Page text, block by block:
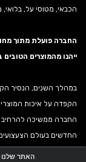
הכבאי, מטוסי על, בלואי,
החברה פועלת מתוך
ייהנו מהמוצרים הטובים
במהלך השנים, הנסיך
הקפדה על איכות
החברה ממשיכה להרחיב
החדשים בעולם הצעצועים